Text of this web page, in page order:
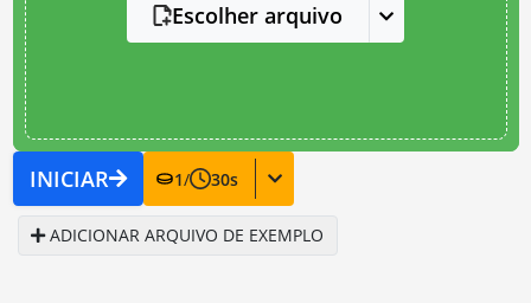
Escolher arquivo
INICIAR 1/ 30s
ADICIONAR ARQUIVO DE EXEMPLO